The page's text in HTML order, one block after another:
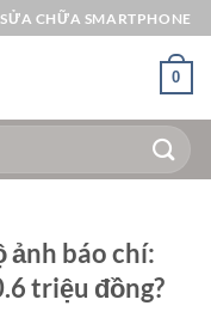
CHỮA SMARTPHONE
0
ảnh báo chí:
triệu đồng?